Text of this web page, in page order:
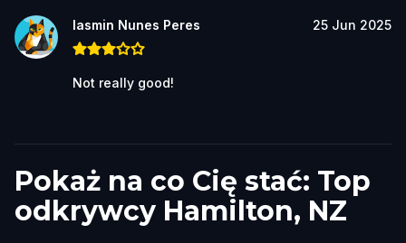
Iasmin Nunes Peres 25 Jun 2025
Not really good!
Pokaż na co Cię stać: Top
odkrywcy Hamilton, NZ